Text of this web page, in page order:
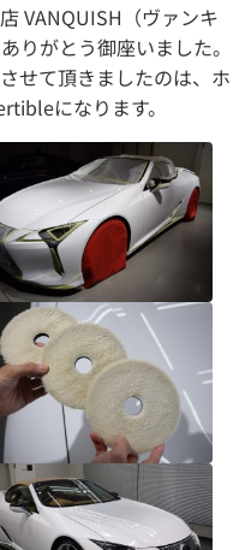
VANQUISH（ヴァンキ
りがとう御座いました。
せて頂きましたのは、ホ
になります。